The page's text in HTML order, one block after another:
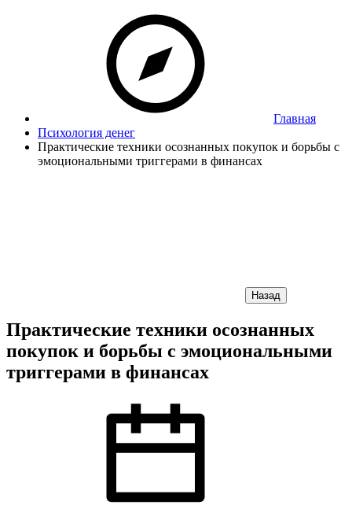
Главная
Психология денег
Практические техники осознанных покупок и борьбы с
эмоциональными триггерами в финансах
Назад
Практические техники осознанных
покупок и борьбы с эмоциональными
триггерами в финансах